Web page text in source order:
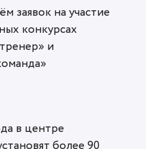
заявок на участие
конкурсах
и
в центре
более 90